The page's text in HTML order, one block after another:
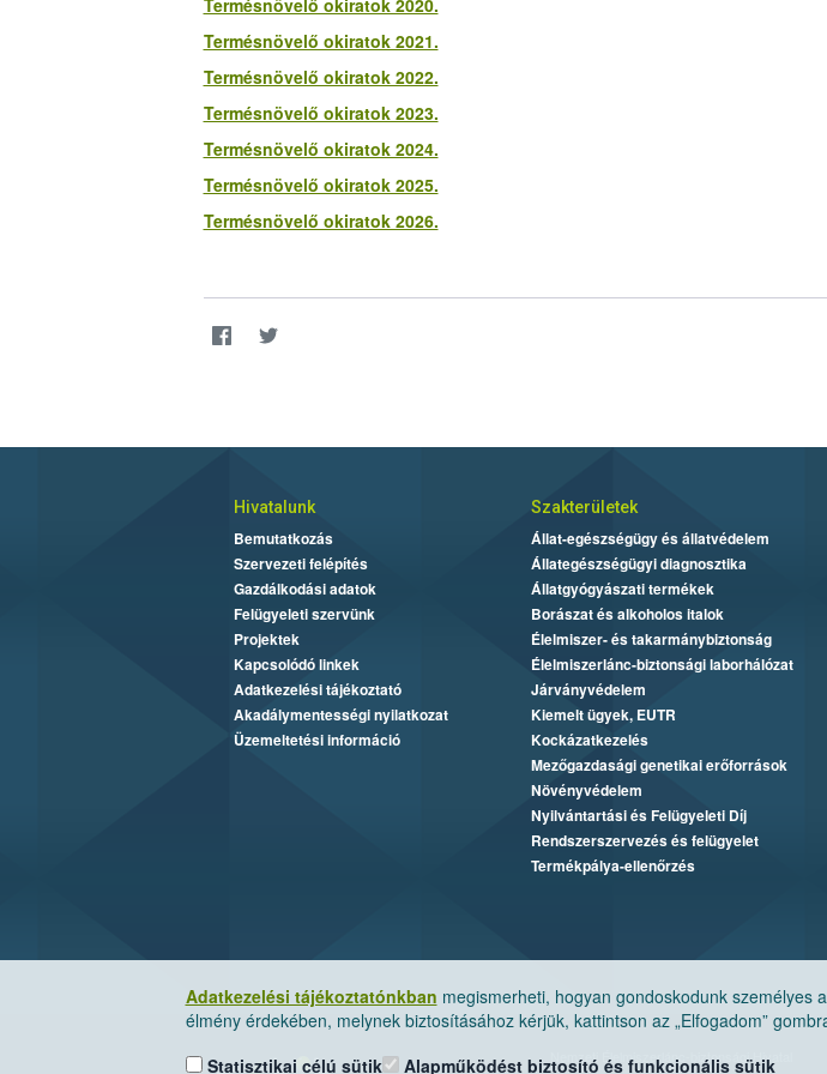
Termésnövelő okiratok 2020.
Termésnövelő okiratok 2021.
Termésnövelő okiratok 2022.
Termésnövelő okiratok 2023.
Termésnövelő okiratok 2024.
Termésnövelő okiratok 2025.
Termésnövelő okiratok 2026.
Adatkezelési tájékoztatónkban megismerheti, hogyan gondoskodunk személyes
élmény érdekében, melynek biztosításához kérjük, kattintson az „Elfogadom”
Statisztikai célú sütik
Alapműködést biztosító és funkcionális sütik
Hivatalunk
Bemutatkozás
Szervezeti felépítés
Gazdálkodási adatok
Felügyeleti szervünk
Projektek
Kapcsolódó linkek
Adatkezelési tájékoztató
Akadálymentességi nyilatkozat
Üzemeltetési információ
Szakterületek
Állat-egészségügy és állatvédelem
Állategészségügyi diagnosztika
Állatgyógyászati termékek
Borászat és alkoholos italok
Élelmiszer- és takarmánybiztonság
Élelmiszerlánc-biztonsági laborhálózat
Járványvédelem
Kiemelt ügyek, EUTR
Kockázatkezelés
Mezőgazdasági genetikai erőforrások
Növényvédelem
Nyilvántartási és Felügyeleti Díj
Rendszerszervezés és felügyelet
Termékpálya-ellenőrzés
Nemzeti Élelmiszerlánc-biztonsági Hivatal